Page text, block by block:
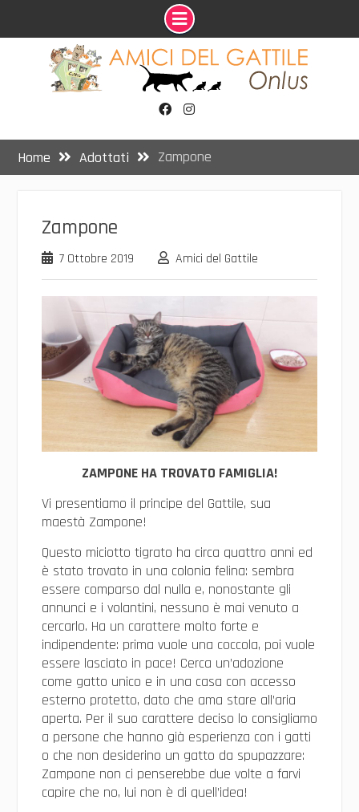
Home
Adottati Zampone
Zampone
7 Ottobre 2019 Amici del Gattile
ZAMPONE HA TROVATO FAMIGLIA!
Vi presentiamo il principe del Gattile, sua
maestà Zampone!
Questo miciotto tigrato ha circa quattro anni ed
è stato trovato in una colonia felina: sembra
essere comparso dal nulla e, nonostante gli
annunci e i volantini, nessuno è mai venuto a
cercarlo. Ha un carattere molto forte e
indipendente: prima vuole una coccola, poi vuole
essere lasciato in pace! Cerca un’adozione
come gatto unico e in una casa con accesso
esterno protetto, dato che ama stare all’aria
aperta. Per il suo carattere deciso lo consigliamo
a persone che hanno già esperienza con i gatti
o che non desiderino un gatto da spupazzare:
Zampone non ci penserebbe due volte a farvi
capire che no, lui non è di quell’idea!